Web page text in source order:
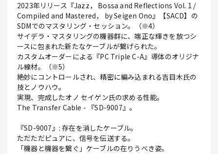
2023年リリース『Jazz， Bossa and Reflections Vol. 1 /
Compiled and Mastered， by Seigen Ono』【SACD】の
SDMでのマスタリング・セッション。（※4）
サイデラ・マスタリングの機器群に、端正な輝きを放つシ
ースに包まれた新たなケーブルが繋げられた。
カスタムオーダーによる『PC Triple C-A』導体のオリジナ
ル線材。（※5）
絶妙にコントロールされ、精密に編み込まれる吉目木氏の
技とノウハウ。
実現、完成したオノ セイゲン氏の求める性能。
The Transfer Cable - 『SD-9007』。
『SD-9007』: 存在を消したケーブル。
ただただピュアに、信号を伝送する。
「機器と機器を繋ぐ」ケーブルの在りうべき姿。